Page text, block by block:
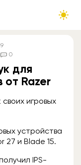
0
для
Razer
игровых
устройства
27 и Blade 15.
IPS-